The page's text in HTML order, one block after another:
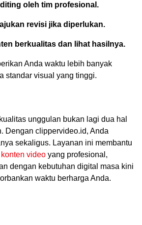
oleh tim profesional.
revisi jika diperlukan.
berkualitas dan lihat hasilnya.
Anda waktu lebih banyak
standar visual yang tinggi.
unggulan bukan lagi dua hal
Dengan clippervideo.id, Anda
sekaligus. Layanan ini membantu
konten video yang profesional,
dengan kebutuhan digital masa kini
waktu berharga Anda.